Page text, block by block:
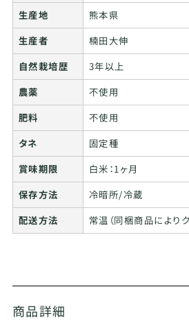
生産地
熊本県
生産者
楠田大伸
自然栽培歴
3年以上
農薬
不使用
肥料
不使用
タネ
固定種
賞味期限
白米：1ヶ月
保存方法
冷暗所/冷蔵
配送方法
常温（同梱商品により
商品詳細